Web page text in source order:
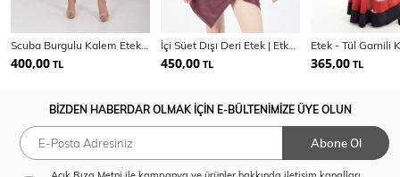
400,00 TL 450,00 TL 365,00 TL
BİZDEN HABERDAR OLMAK İÇİN E-BÜLTENİMİZE ÜYE OLUN
Abone Ol